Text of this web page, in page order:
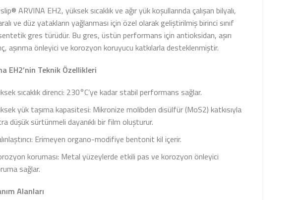
ARVINA EH2, yüksek sıcaklık ve ağır yük koşullarında çalışan bilyalı,
ve düz yatakların yağlanması için özel olarak geliştirilmiş birinci sınıf
gres türüdür. Bu gres, üstün performans için antioksidan, aşırı
aşınma önleyici ve korozyon koruyucu katkılarla desteklenmiştir.
EH2’nin Teknik Özellikleri
sıcaklık direnci: 230°C’ye kadar stabil performans sağlar.
yük taşıma kapasitesi: Mikronize molibden disülfür (MoS2) katkısıyla
düşük sürtünmeli dayanıklı bir film oluşturur.
Erimeyen organo-modifiye bentonit kil içerir.
koruması: Metal yüzeylerde etkili pas ve korozyon önleyici
sağlar.
Alanları